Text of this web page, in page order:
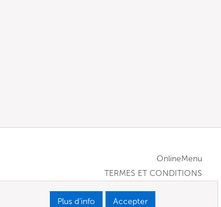
OnlineMenu
TERMES ET CONDITIONS
Plus d’info Accepter